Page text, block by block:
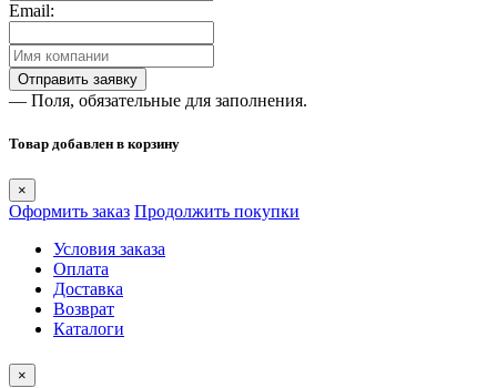
Email:
— Поля, обязательные для заполнения.
Товар добавлен в корзину
×
Оформить заказ Продолжить покупки
Условия заказа
Оплата
Доставка
Возврат
Каталоги
×